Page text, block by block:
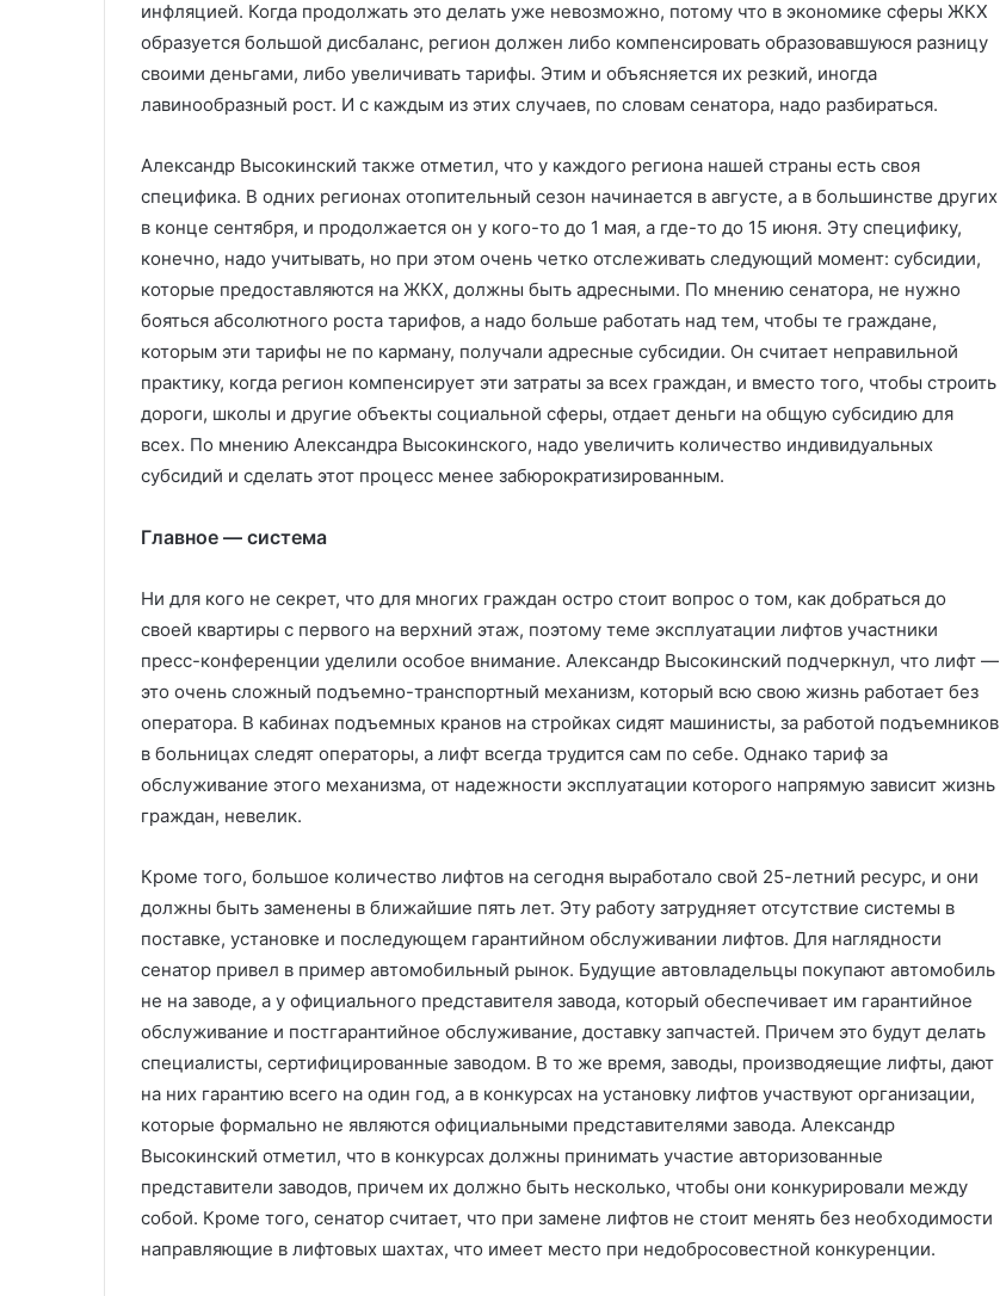
инфляцией. Когда продолжать это делать уже невозможно, потому что в экономике сферы ЖКХ
образуется большой дисбаланс, регион должен либо компенсировать образовавшуюся разницу
своими деньгами, либо увеличивать тарифы. Этим и объясняется их резкий, иногда
лавинообразный рост. И с каждым из этих случаев, по словам сенатора, надо разбираться.
Александр Высокинский также отметил, что у каждого региона нашей страны есть своя
специфика. В одних регионах отопительный сезон начинается в августе, а в большинстве других
в конце сентября, и продолжается он у кого-то до 1 мая, а где-то до 15 июня. Эту специфику,
конечно, надо учитывать, но при этом очень четко отслеживать следующий момент: субсидии,
которые предоставляются на ЖКХ, должны быть адресными. По мнению сенатора, не нужно
бояться абсолютного роста тарифов, а надо больше работать над тем, чтобы те граждане,
которым эти тарифы не по карману, получали адресные субсидии. Он считает неправильной
практику, когда регион компенсирует эти затраты за всех граждан, и вместо того, чтобы строить
дороги, школы и другие объекты социальной сферы, отдает деньги на общую субсидию для
всех. По мнению Александра Высокинского, надо увеличить количество индивидуальных
субсидий и сделать этот процесс менее забюрократизированным.
Главное — система
Ни для кого не секрет, что для многих граждан остро стоит вопрос о том, как добраться до
своей квартиры с первого на верхний этаж, поэтому теме эксплуатации лифтов участники
пресс-конференции уделили особое внимание. Александр Высокинский подчеркнул, что лифт —
это очень сложный подъемно-транспортный механизм, который всю свою жизнь работает без
оператора. В кабинах подъемных кранов на стройках сидят машинисты, за работой подъемников
в больницах следят операторы, а лифт всегда трудится сам по себе. Однако тариф за
обслуживание этого механизма, от надежности эксплуатации которого напрямую зависит жизнь
граждан, невелик.
Кроме того, большое количество лифтов на сегодня выработало свой 25-летний ресурс, и они
должны быть заменены в ближайшие пять лет. Эту работу затрудняет отсутствие системы в
поставке, установке и последующем гарантийном обслуживании лифтов. Для наглядности
сенатор привел в пример автомобильный рынок. Будущие автовладельцы покупают автомобиль
не на заводе, а у официального представителя завода, который обеспечивает им гарантийное
обслуживание и постгарантийное обслуживание, доставку запчастей. Причем это будут делать
специалисты, сертифицированные заводом. В то же время, заводы, производяещие лифты, дают
на них гарантию всего на один год, а в конкурсах на установку лифтов участвуют организации,
которые формально не являются официальными представителями завода. Александр
Высокинский отметил, что в конкурсах должны принимать участие авторизованные
представители заводов, причем их должно быть несколько, чтобы они конкурировали между
собой. Кроме того, сенатор считает, что при замене лифтов не стоит менять без необходимости
направляющие в лифтовых шахтах, что имеет место при недобросовестной конкуренции.